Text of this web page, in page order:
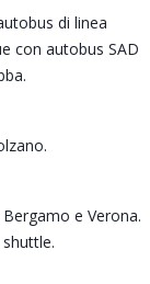
di linea
con autobus SAD
e Verona.